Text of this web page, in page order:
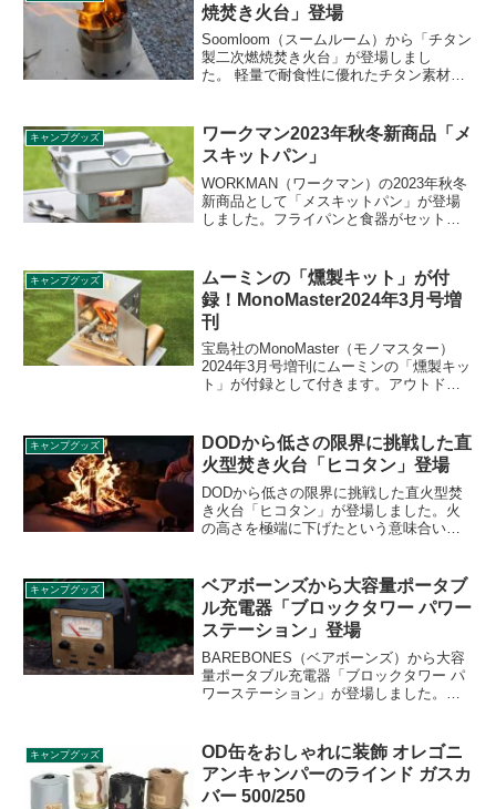
焼焚き火台」登場
Soomloom（スームルーム）から「チタン
製二次燃焼焚き火台」が登場しまし
た。 軽量で耐食性に優れたチタン素材を
ッカー、スキレット、ケトルをのせ、焚
き火調理も対応できます。詳細をレビュ
ーします。
キャンプグッズ
ワークマン2023年秋冬新商品「メ
スキットパン」
WORKMAN（ワークマン）の2023年秋冬
新商品として「メスキットパン」が登場
しました。フライパンと食器がセットに
はそのまま食器になる万能アイテムで
す。詳細をレビューします。
キャンプグッズ
ムーミンの「燻製キット」が付
録！MonoMaster2024年3月号増
刊
宝島社のMonoMaster（モノマスター）
2024年3月号増刊にムーミンの「燻製キッ
ト」が付録として付きます。アウトドア
しているので、買ってすぐに燻製を始め
ることができます。詳細をレビューしま
す。
キャンプグッズ
DODから低さの限界に挑戦した直
火型焚き火台「ヒコタン」登場
DODから低さの限界に挑戦した直火型焚
き火台「ヒコタン」が登場しました。火
の高さを極端に下げたという意味合いの
き火台です。詳細をレビューします。
キャンプグッズ
ベアボーンズから大容量ポータブ
ル充電器「ブロックタワー パワー
ステーション」登場
BAREBONES（ベアボーンズ）から大容
量ポータブル充電器「ブロックタワー パ
ワーステーション」が登場しました。先
113.88Whの容量のポータブル充電器で
す。詳細をレビューします。
キャンプグッズ
OD缶をおしゃれに装飾 オレゴニ
アンキャンパーのラインド ガスカ
バー 500/250